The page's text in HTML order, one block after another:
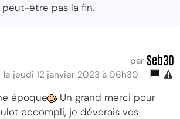
être pas la fin.
par Seb30
le jeudi 12 janvier 2023 à 06h30
époque
Un grand merci pour
accompli, je dévorais vos